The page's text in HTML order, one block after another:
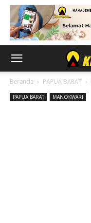
Beranda PAPUA BARAT
PAPUA BARAT MANOKWARI